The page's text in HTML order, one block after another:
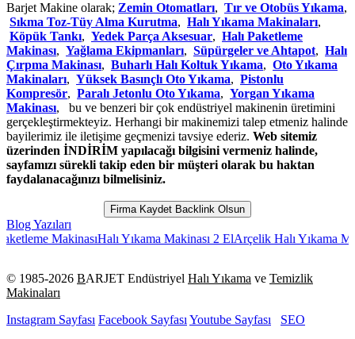
Barjet Makine olarak; Zemin Otomatları, Tır ve Otobüs Yıkama,
Sıkma Toz-Tüy Alma Kurutma, Halı Yıkama Makinaları,
Köpük Tankı, Yedek Parça Aksesuar, Halı Paketleme
Makinası, Yağlama Ekipmanları, Süpürgeler ve Ahtapot, Halı
Çırpma Makinası, Buharlı Halı Koltuk Yıkama, Oto Yıkama
Makinaları, Yüksek Basınçlı Oto Yıkama, Pistonlu
Kompresör, Paralı Jetonlu Oto Yıkama, Yorgan Yıkama
Makinası, bu ve benzeri bir çok endüstriyel makinenin üretimini
gerçekleştirmekteyiz. Herhangi bir makinemizi talep etmeniz halinde
bayilerimiz ile iletişime geçmenizi tavsiye ederiz. Web sitemiz
üzerinden İNDİRİM yapılacağı bilgisini vermeniz halinde,
sayfamızı sürekli takip eden bir müşteri olarak bu haktan
faydalanacağınızı bilmelisiniz.
Firma Kaydet Backlink Olsun
Blog Yazıları
MakinasıHalı Yıkama Makinası 2 ElArçelik Halı Yıkama Makinesi
© 1985-2026 BARJET Endüstriyel Halı Yıkama ve Temizlik
Makinaları
Instagram Sayfası Facebook SayfasıYoutube Sayfası SEO